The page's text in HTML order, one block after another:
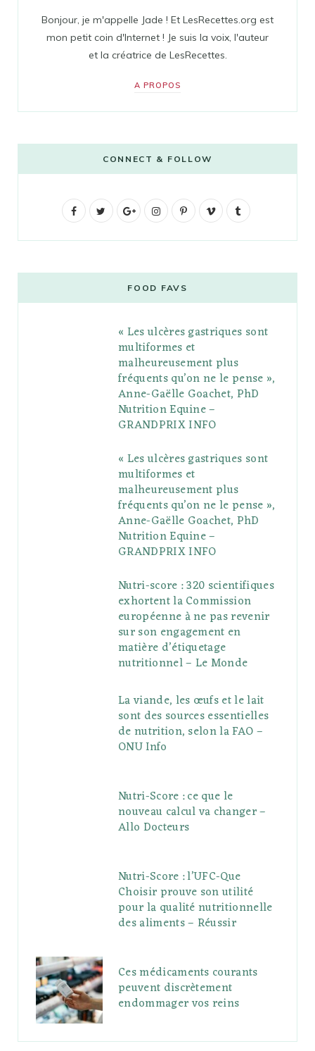
Bonjour, je m'appelle Jade ! Et LesRecettes.org est
mon petit coin d'Internet ! Je suis la voix, l'auteur
et la créatrice de LesRecettes.
A PROPOS
CONNECT & FOLLOW
F
b
t
G
g
l
e
P
l
s
I
t
a
g
r
a
m
P
e
r
e
s
V
o
l
r
FOOD FAVS
« Les ulcères gastriques sont
multiformes et
malheureusement plus
fréquents qu’on ne le pense »,
Anne-Gaëlle Goachet, PhD
Nutrition Equine –
GRANDPRIX INFO
« Les ulcères gastriques sont
multiformes et
malheureusement plus
fréquents qu’on ne le pense »,
Anne-Gaëlle Goachet, PhD
Nutrition Equine –
GRANDPRIX INFO
Nutri-score : 320 scientifiques
exhortent la Commission
européenne à ne pas revenir
sur son engagement en
matière d’étiquetage
nutritionnel – Le Monde
La viande, les œufs et le lait
sont des sources essentielles
de nutrition, selon la FAO –
ONU Info
Nutri-Score : ce que le
nouveau calcul va changer –
Allo Docteurs
Nutri-Score : l’UFC-Que
Choisir prouve son utilité
pour la qualité nutritionnelle
des aliments – Réussir
Ces médicaments courants
peuvent discrètement
endommager vos reins